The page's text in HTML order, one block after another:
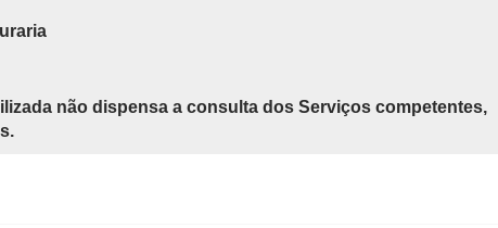
não dispensa a consulta dos Serviços competentes,